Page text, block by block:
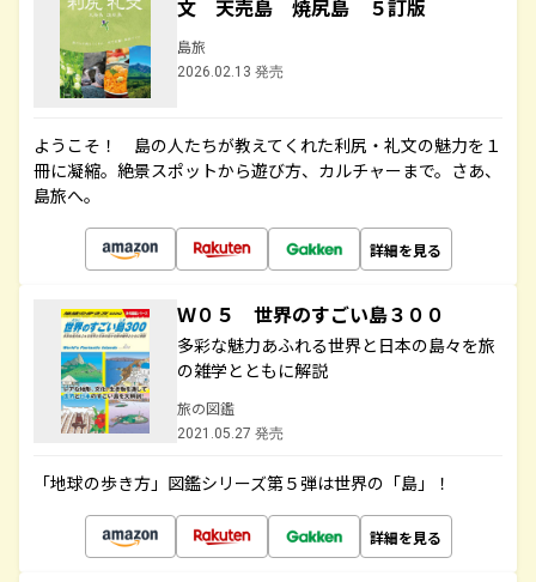
文 天売島 焼尻島 ５訂版
島旅
2026.02.13 発売
ようこそ！ 島の人たちが教えてくれた利尻・礼文の魅力を１
冊に凝縮。絶景スポットから遊び方、カルチャーまで。さあ、
島旅へ。
詳細を見る
Ｗ０５ 世界のすごい島３００
多彩な魅力あふれる世界と日本の島々を旅
の雑学とともに解説
旅の図鑑
2021.05.27 発売
「地球の歩き方」図鑑シリーズ第５弾は世界の「島」！
詳細を見る